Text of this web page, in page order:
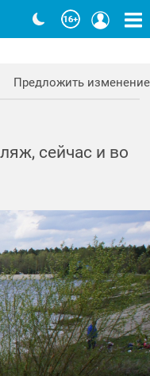
Предложить изменение
сейчас и во